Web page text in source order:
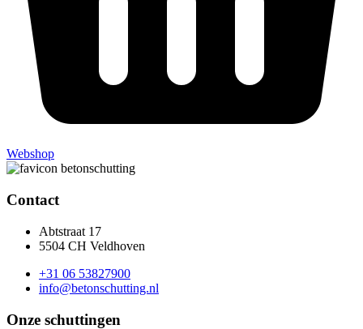
Webshop
Contact
Abtstraat 17
5504 CH Veldhoven
+31 06 53827900
info@betonschutting.nl
Onze schuttingen